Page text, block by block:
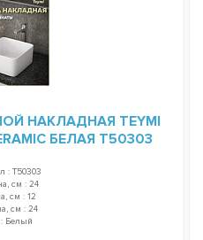
НАКЛАДНАЯ TEYMI
БЕЛАЯ T50303
: T50303
см : 24
см : 12
см : 24
Белый